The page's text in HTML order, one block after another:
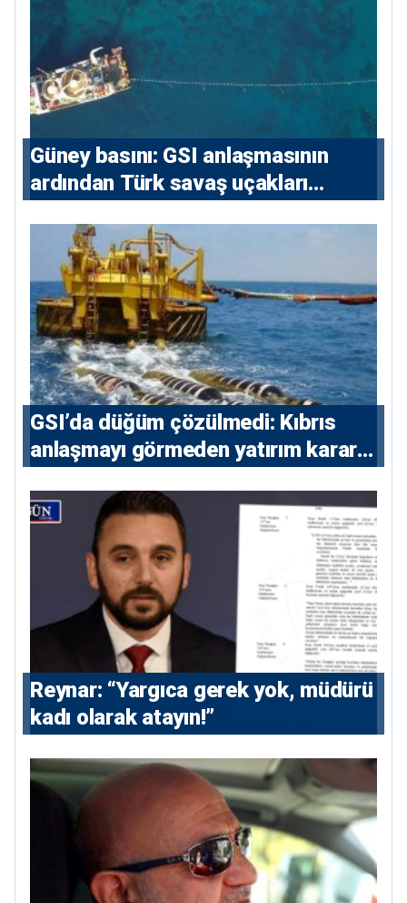
Güney basını: ⁠GSI anlaşmasının
ardından Türk savaş uçakları
GSI’da düğüm çözülmedi: Kıbrıs
anlaşmayı görmeden yatırım kararı
Reynar: “Yargıca gerek yok, müdürü
kadı olarak atayın!”